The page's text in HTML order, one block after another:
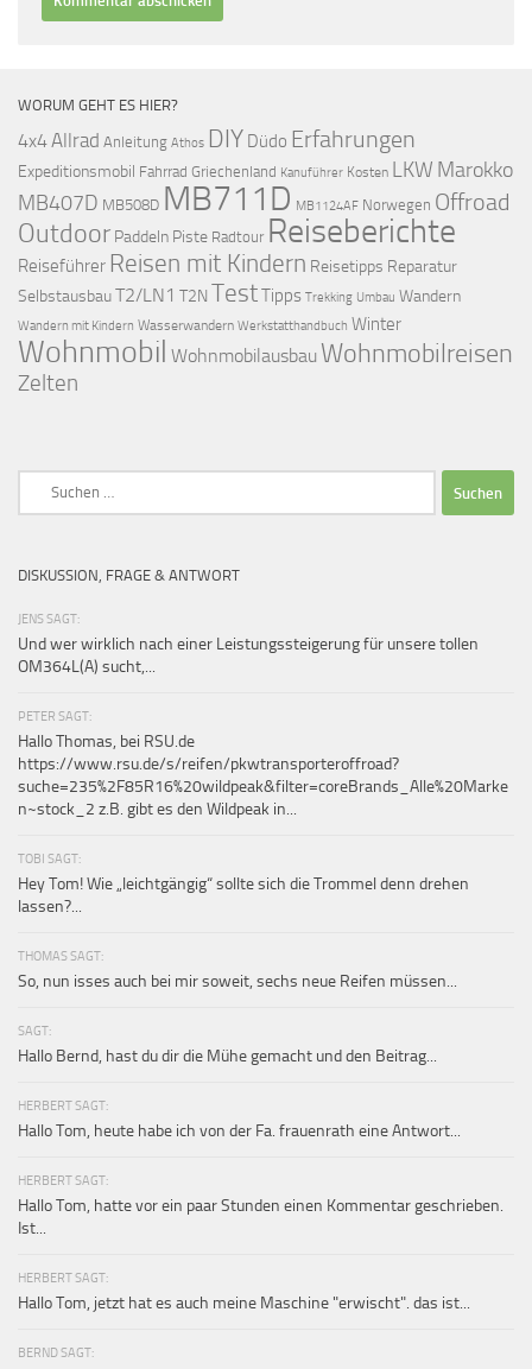
WORUM GEHT ES HIER?
4x4Allrad Anleitung Athos DIY Düdo Erfahrungen
Expeditionsmobil Fahrrad Griechenland Kanuführer Kosten LKW Marokko
MB407D MB508D MB711D MB1124AF Norwegen Offroad
Outdoor Paddeln Piste Radtour Reiseberichte
Reiseführer Reisen mit Kindern Reisetipps Reparatur
SelbstausbauT2/LN1 T2N TestTipps Trekking Umbau Wandern
Wandern mit Kindern Wasserwandern Werkstatthandbuch Winter
Wohnmobil Wohnmobilausbau Wohnmobilreisen
Zelten
Suchen
nach:
DISKUSSION, FRAGE & ANTWORT
JENS SAGT:
Und wer wirklich nach einer Leistungssteigerung für unsere tollen
OM364L(A) sucht,...
PETER SAGT:
Hallo Thomas, bei RSU.de
https://www.rsu.de/s/reifen/pkwtransporteroffroad?
suche=235%2F85R16%20wildpeak&filter=coreBrands_Alle%20Marke
n~stock_2 z.B. gibt es den Wildpeak in...
TOBI SAGT:
Hey Tom! Wie „leichtgängig“ sollte sich die Trommel denn drehen
lassen?...
THOMAS SAGT:
So, nun isses auch bei mir soweit, sechs neue Reifen müssen...
SAGT:
Hallo Bernd, hast du dir die Mühe gemacht und den Beitrag...
HERBERT SAGT:
Hallo Tom, heute habe ich von der Fa. frauenrath eine Antwort...
HERBERT SAGT:
Hallo Tom, hatte vor ein paar Stunden einen Kommentar geschrieben.
Ist...
HERBERT SAGT:
Hallo Tom, jetzt hat es auch meine Maschine "erwischt". das ist...
BERND SAGT: